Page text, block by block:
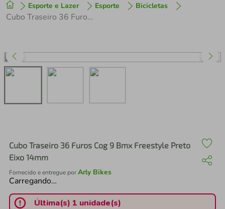
Esporte e Lazer Esporte Bicicletas
Cubo Traseiro 36 Furos Cog 9 Bmx Freestyle Preto Eixo 14mm
Cubo Traseiro 36 Furos Cog 9 Bmx Freestyle Preto
Eixo 14mm
Fornecido e entregue porArly Bikes
Carregando…
Última(s) 1 unidade(s)
1º tenis
perfume